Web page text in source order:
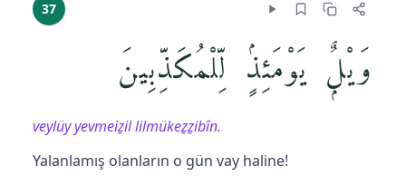
37
وَيْلٌۭ يَوْمَئِذٍۢ لِّلْمُكَذِّبِينَ
veylüy yevmeiẕil lilmükeẕẕibîn.
Yalanlamış olanların o gün vay haline!